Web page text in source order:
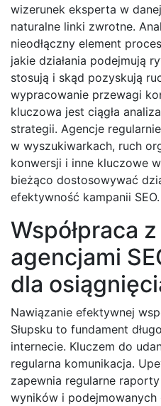
wizerunek eksperta w
naturalne linki zwrotne.
nieodłączny element
jakie działania podejmują
stosują i skąd pozyskują
wypracowanie przewagi
kluczowa jest ciągła
strategii. Agencje
w wyszukiwarkach, ruch
konwersji i inne kluczowe
bieżąco dostosowywać
efektywność kampanii SEO.
Współpraca
agencjami
dla
Nawiązanie efektywnej
Słupsku to fundament
internecie. Kluczem do
regularna komunikacja.
zapewnia regularne
wyników i podejmowanych